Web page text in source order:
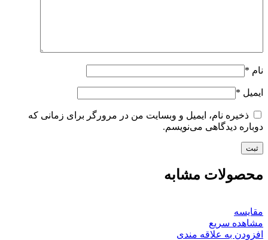
نام *
ایمیل *
ذخیره نام، ایمیل و وبسایت من در مرورگر برای زمانی که
دوباره دیدگاهی می‌نویسم.
محصولات مشابه
مقایسه
مشاهده سریع
افزودن به علاقه مندی